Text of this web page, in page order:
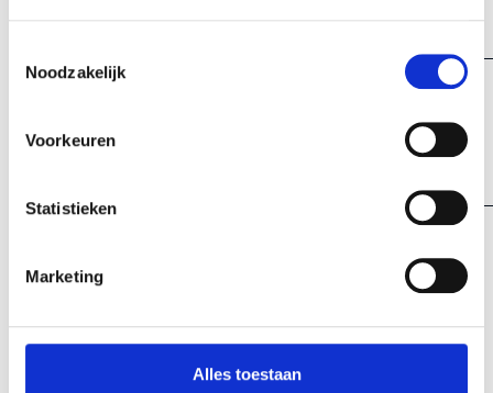
Noodzakelijk
Voorkeuren
Statistieken
Marketing
Alles toestaan
Sint Jan
Markiezenhof